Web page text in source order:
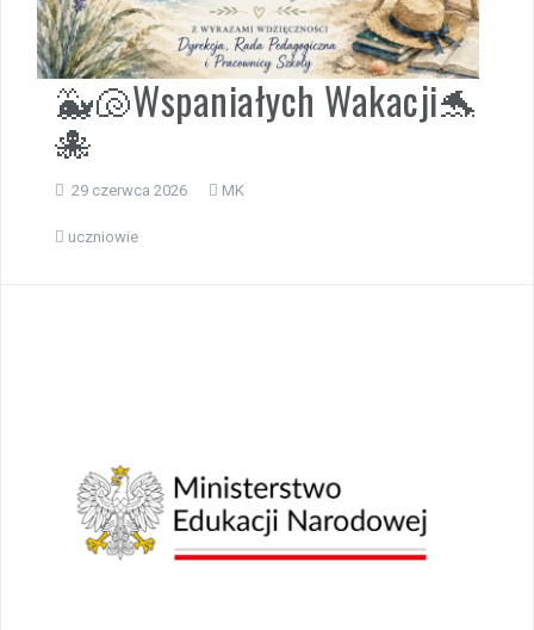
🐳🐚Wspaniałych Wakacji🐬
🐙
29 czerwca 2026 MK
uczniowie